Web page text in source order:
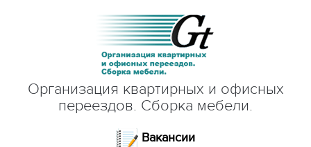
Организация квартирных и офисных
переездов. Сборка мебели.
Вакансии